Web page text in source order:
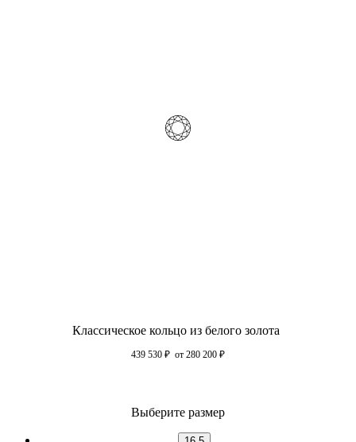
Классическое кольцо из белого золота
439 530 ₽ от 280 200 ₽
Выберите размер